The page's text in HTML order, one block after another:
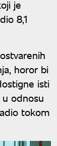
je
8,1
horor bi
isti
odnosu
tokom